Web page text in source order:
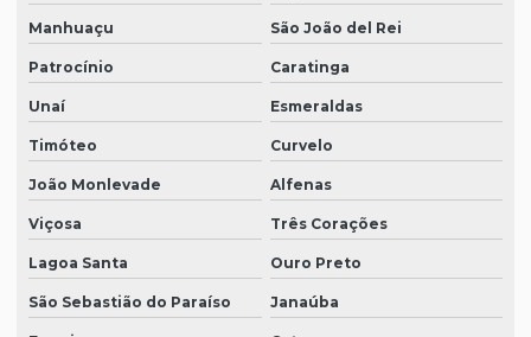
Manhuaçu São João del Rei
Patrocínio Caratinga
Unaí Esmeraldas
Timóteo Curvelo
João Monlevade Alfenas
Viçosa Três Corações
Lagoa Santa Ouro Preto
São Sebastião do Paraíso Janaúba